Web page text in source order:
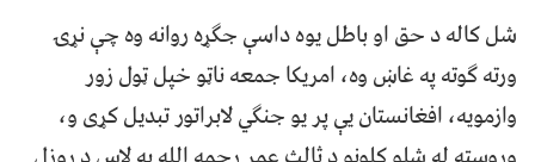
شل کاله د حق او باطل یوه داسې جګړه روانه وه چې نړۍ
ورته ګوته په غاښ وه، امریکا جمعه ناټو خپل ټول زور
وازمویه، افغانستان یې پر یو جنګي لابراتور تبدیل کړی و،